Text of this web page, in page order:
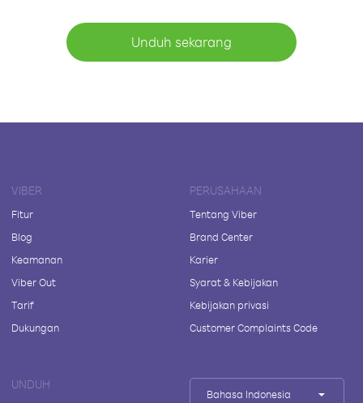
Unduh sekarang
VIBER
Fitur
Blog
Keamanan
Viber Out
Tarif
Dukungan
PERUSAHAAN
Tentang Viber
Brand Center
Karier
Syarat & Kebijakan
Kebijakan privasi
Customer Complaints Code
UNDUH
Bahasa Indonesia